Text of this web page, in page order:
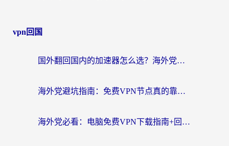
vpn回国
国外翻回国内的加速器怎么选？海外党亲测实用指南，告别地域限制
海外党避坑指南：免费VPN节点真的靠谱吗？教你选对回国加速器无缝访问国内资源
海外党必看：电脑免费VPN下载指南+回国加速器选择全攻略，告别地区限制